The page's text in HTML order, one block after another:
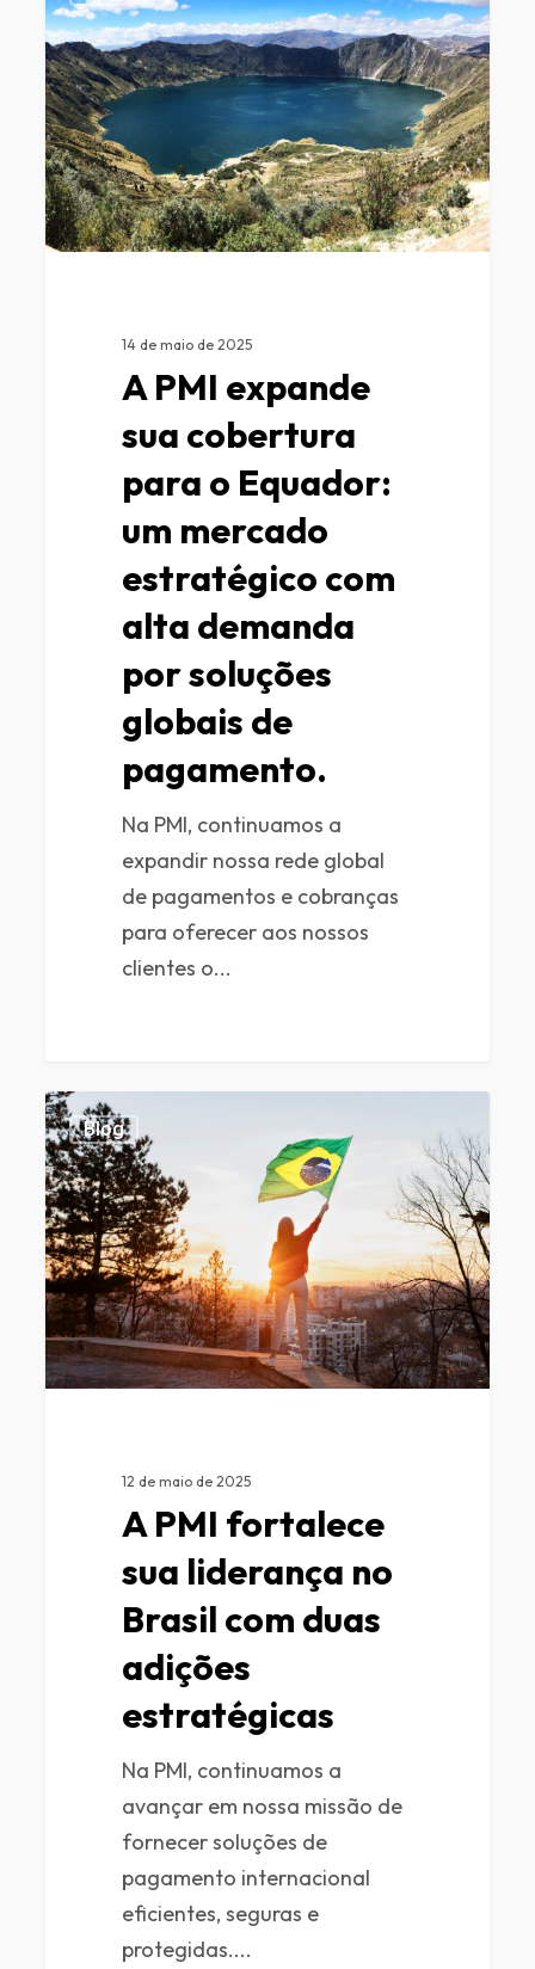
14 de maio de 2025
A PMI expande
sua cobertura
para o Equador:
um mercado
estratégico com
alta demanda
por soluções
globais de
pagamento.
Na PMI, continuamos a
expandir nossa rede global
de pagamentos e cobranças
para oferecer aos nossos
clientes o...
Blog
12 de maio de 2025
A PMI fortalece
sua liderança no
Brasil com duas
adições
estratégicas
Na PMI, continuamos a
avançar em nossa missão de
fornecer soluções de
pagamento internacional
eficientes, seguras e
protegidas....